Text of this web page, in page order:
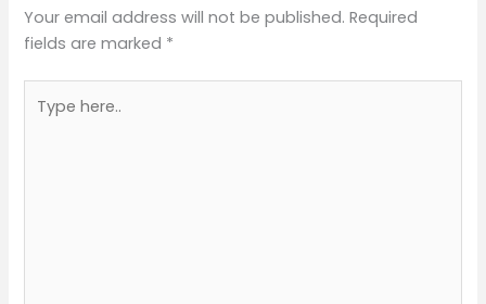
Your email address will not be published. Required
fields are marked *
here..